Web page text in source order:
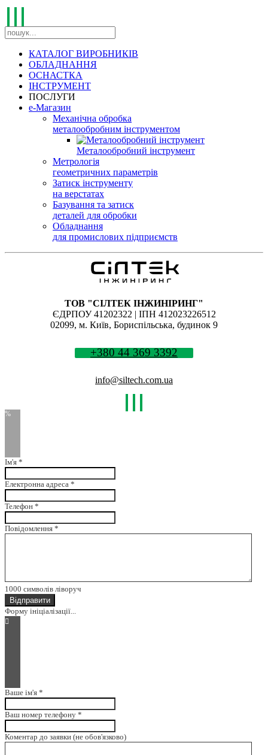
КАТАЛОГ ВИРОБНИКІВ
ОБЛАДНАННЯ
ОСНАСТКА
ІНСТРУМЕНТ
ПОСЛУГИ
е-Магазин
Механічна обробка
металообробним інструментом
Металообробний інструмент
Метрологія
геометричних параметрів
Затиск інструменту
на верстатах
Базування та затиск
деталей для обробки
Обладнання
для промислових підприємств
ТОВ "СІЛТЕК ІНЖИНІРИНГ"
ЄДРПОУ 41202322 | ІПН 412023226512
02099, м. Київ, Бориспільська, будинок 9
+380 44 369 3392
info@siltech.com.ua
Ім'я *
Електронна адреса *
Телефон *
Повідомлення *
1000 символів ліворуч
Відправити
Форму ініціалізації...
Ваше ім'я *
Ваш номер телефону *
Коментар до заявки (не обов'язково)